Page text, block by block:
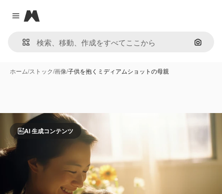
Close menu
Magnific
画像で
ホーム/ストック/画像/子供を抱くミディアムショットの母親
AI 生成コンテンツ